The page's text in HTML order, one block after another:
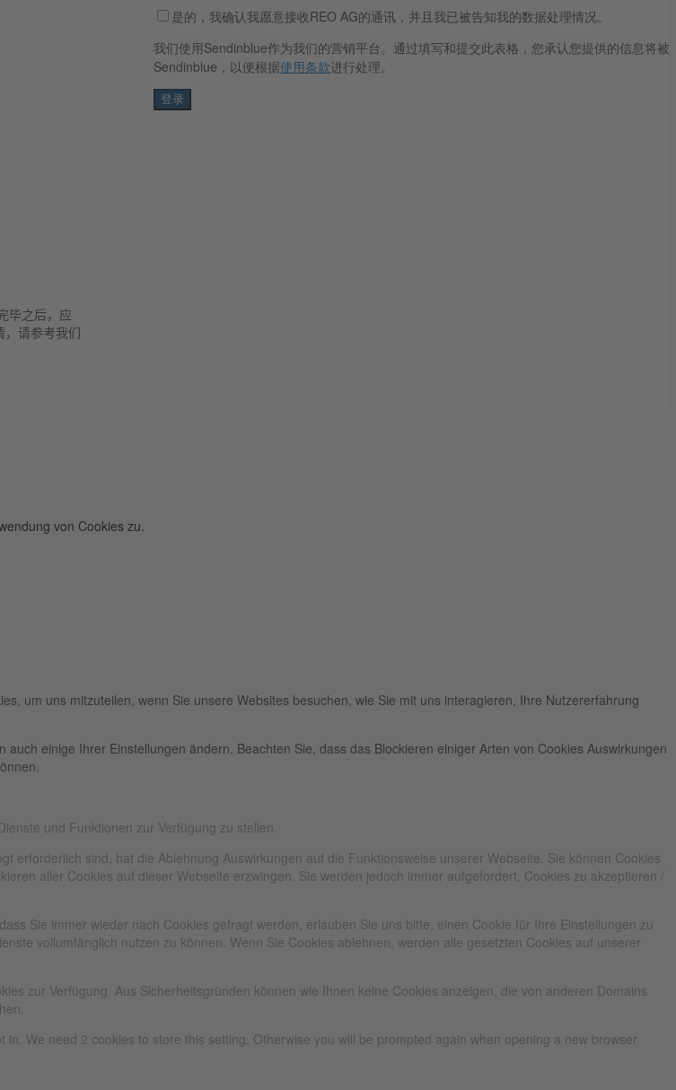
毕之后，应
请参考我们
是的，我确认我愿意接收REO AG的通讯，并且我已被告知我的数据处理情况。
我们使用Sendinblue作为我们的营销平台。通过填写和提交此表格，您承认您提供的信息将被
Sendinblue，以便根据使用条款进行处理。
von Cookies zu.
um uns mitzuteilen, wenn Sie unsere Websites besuchen, wie Sie mit uns interagieren, Ihre Nutzererfahrung
einige Ihrer Einstellungen ändern. Beachten Sie, dass das Blockieren einiger Arten von Cookies Auswirkungen
und Funktionen zur Verfügung zu stellen.
sind, hat die Ablehnung Auswirkungen auf die Funktionsweise unserer Webseite. Sie können Cookies
aller Cookies auf dieser Webseite erzwingen. Sie werden jedoch immer aufgefordert, Cookies zu akzeptieren /
Sie immer wieder nach Cookies gefragt werden, erlauben Sie uns bitte, einen Cookie für Ihre Einstellungen zu
vollumfänglich nutzen zu können. Wenn Sie Cookies ablehnen, werden alle gesetzten Cookies auf unserer
zur Verfügung. Aus Sicherheitsgründen können wie Ihnen keine Cookies anzeigen, die von anderen Domains
We need 2 cookies to store this setting. Otherwise you will be prompted again when opening a new browser